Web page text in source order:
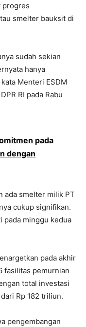
progres
smelter bauksit di
sudah sekian
hanya
Menteri ESDM
RI pada Rabu
pada
dengan
ada smelter milik PT
cukup signifikan.
pada minggu kedua
pada akhir
fasilitas pemurnian
total investasi
Rp 182 triliun.
pengembangan